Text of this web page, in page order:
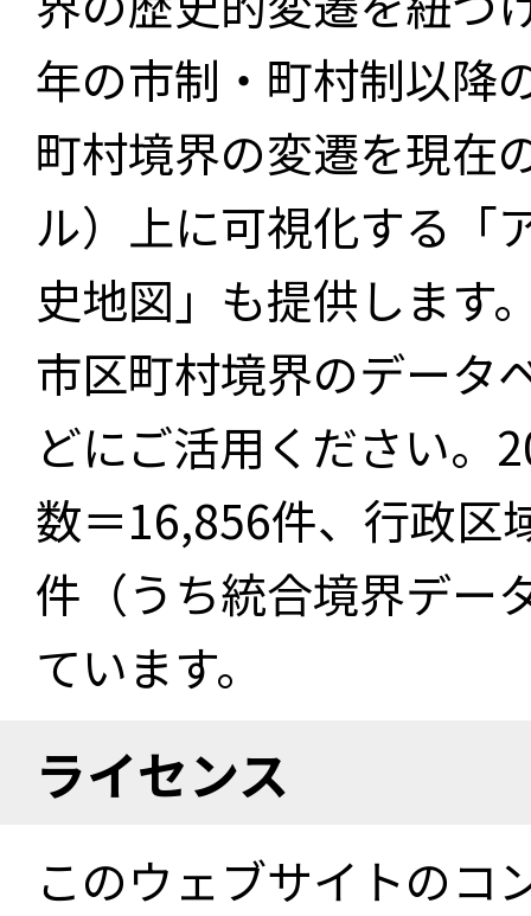
年の市制・町村制以降
町村境界の変遷を現在
ル）上に可視化する「
史地図」も提供します
市区町村境界のデータ
どにご活用ください。
数＝16,856件、行政区
件（うち統合境界デー
ています。
ライセンス
このウェブサイトのコ